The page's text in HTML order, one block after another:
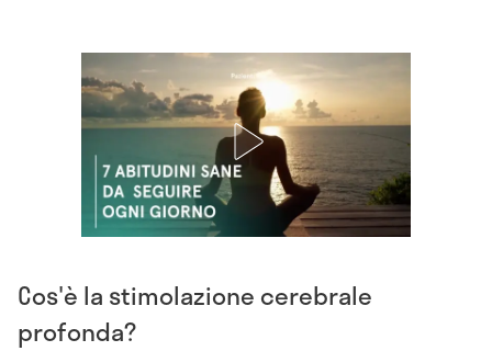
Cos'è la stimolazione cerebrale
profonda?